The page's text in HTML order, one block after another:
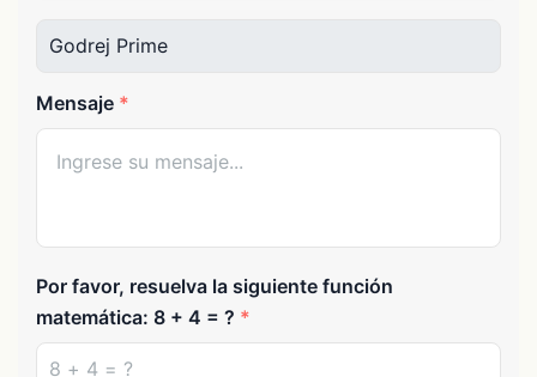
Mensaje
Por favor, resuelva la siguiente función
matemática: 8 + 4 = ?